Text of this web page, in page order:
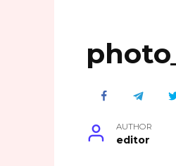
AUTHOR
editor